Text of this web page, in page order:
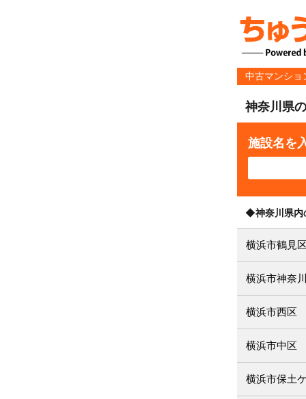
中古マンショ
神奈川県
施設名を
◆神奈川県内
横浜市鶴見区
横浜市神奈
横浜市西区
横浜市中区
横浜市保土